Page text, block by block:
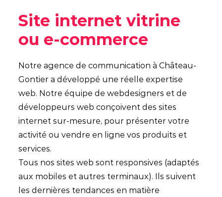
Site internet vitrine
ou e-commerce
Notre agence de communication à Château-
Gontier a développé une réelle expertise
web. Notre équipe de webdesigners et de
développeurs web conçoivent des sites
internet sur-mesure, pour présenter votre
activité ou vendre en ligne vos produits et
services.
Tous nos sites web sont responsives (adaptés
aux mobiles et autres terminaux). Ils suivent
les dernières tendances en matière